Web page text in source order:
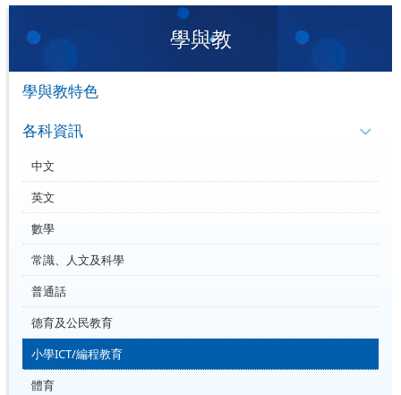
學與教
學與教特色
各科資訊
中文
英文
數學
常識、人文及科學
普通話
德育及公民教育
小學ICT/編程教育
體育